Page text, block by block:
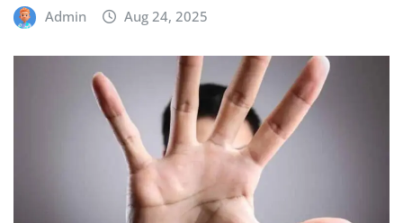
Admin Aug 24, 2025